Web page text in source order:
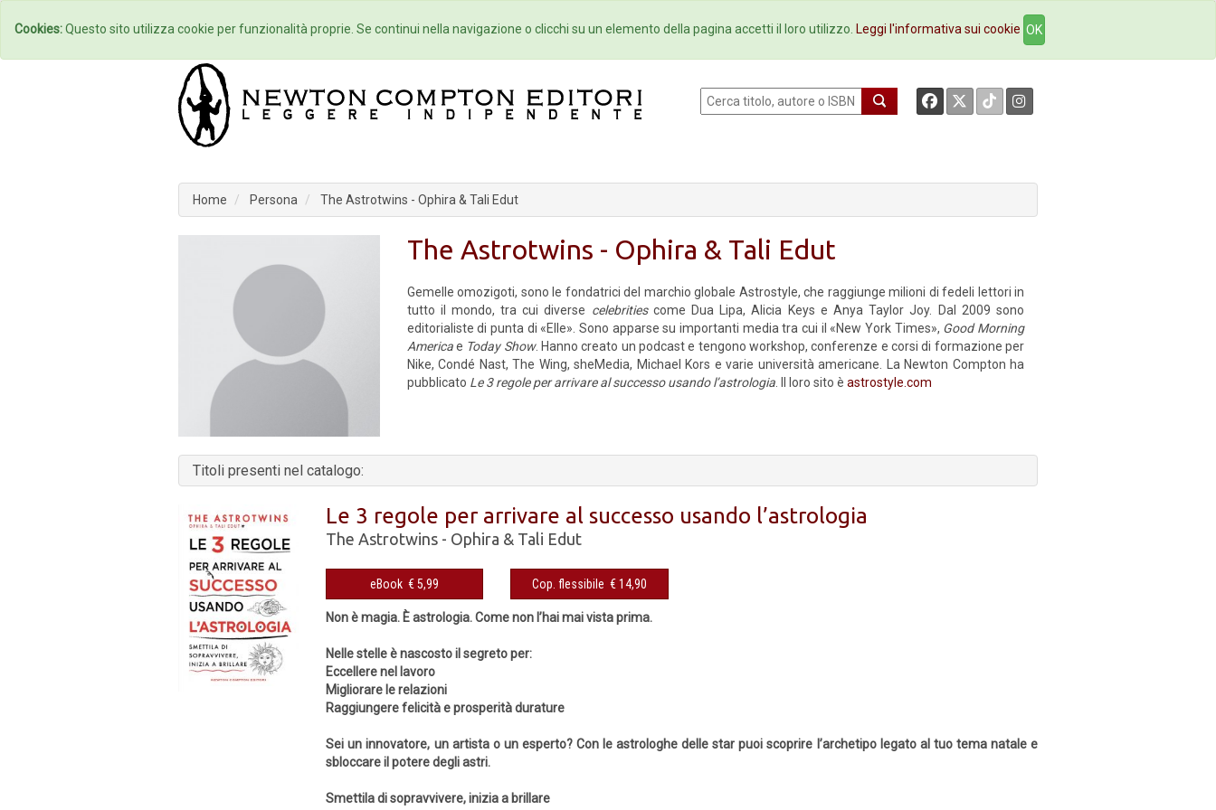
Home Autori Eventi Collane Newsletter Ebookstore Contatti
Home Persona The Astrotwins - Ophira & Tali Edut
The Astrotwins - Ophira & Tali Edut
Gemelle omozigoti, sono le fondatrici del marchio globale Astrostyle, che raggiunge milioni di fedeli lettori in
tutto il mondo, tra cui diverse celebritiescome Dua Lipa, Alicia Keys e Anya Taylor Joy. Dal 2009 sono
editorialiste di punta di «Elle». Sono apparse su importanti media tra cui il «New York Times», Good Morning
Americae Today Show. Hanno creato un podcast e tengono workshop, conferenze e corsi di formazione per
Nike, Condé Nast, The Wing, sheMedia, Michael Kors e varie università americane. La Newton Compton ha
pubblicato Le 3 regole per arrivare al successo usando l’astrologia. Il loro sito è astrostyle.com
Titoli presenti nel catalogo:
Le 3 regole per arrivare al successo usando l’astrologia
The Astrotwins - Ophira & Tali Edut
eBook € 5,99 Cop. flessibile € 14,90
Non è magia. È astrologia. Come non l’hai mai vista prima.
Nelle stelle è nascosto il segreto per:
Eccellere nel lavoro
Migliorare le relazioni
Raggiungere felicità e prosperità durature
Sei un innovatore, un artista o un esperto? Con le astrologhe delle star puoi scoprire l’archetipo legato al tuo tema natale e
sbloccare il potere degli astri.
Smettila di sopravvivere, inizia a brillare
Cookies:Questo sito utilizza cookie per funzionalità proprie. Se continui nella navigazione o clicchi su un elemento della pagina accetti il loro utilizzo. Leggi l'informativa sui cookie OK